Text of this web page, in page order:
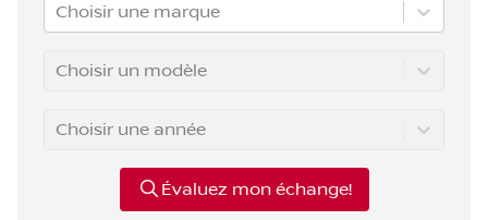
Choisir une marque
Choisir un modèle
Choisir une année
Évaluez mon échange!